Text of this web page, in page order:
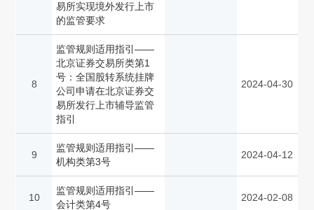
易所实现境外发行上市
的监管要求
8
监管规则适用指引——
北京证券交易所类第1
号：全国股转系统挂牌
公司申请在北京证券交
易所发行上市辅导监管
指引
2024-04-30
9
监管规则适用指引——
机构类第3号
2024-04-12
10
监管规则适用指引——
会计类第4号
2024-02-08